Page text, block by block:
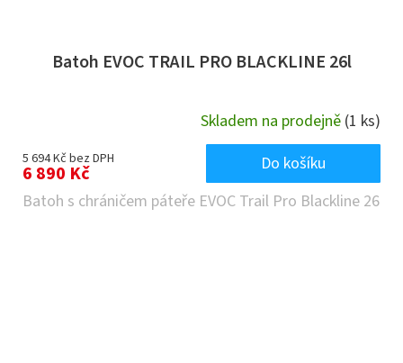
Batoh EVOC TRAIL PRO BLACKLINE 26l
Skladem na prodejně (1 ks)
5 694 Kč bez DPH
6 890 Kč
Do košíku
Batoh s chráničem páteře EVOC Trail Pro Blackline 26